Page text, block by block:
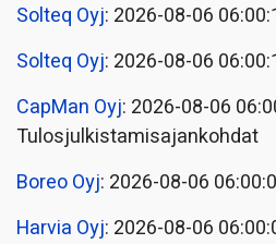
Solteq Oyj: 2026-08-06
Solteq Oyj: 2026-08-06
CapMan Oyj: 2026-08-06
Tulosjulkistamisajankohdat
Boreo Oyj: 2026-08-06
Harvia Oyj: 2026-08-06